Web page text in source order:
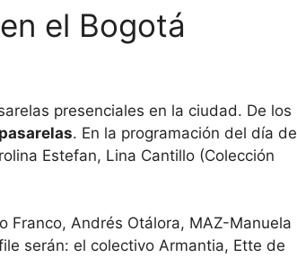
el Bogotá
presenciales en la ciudad. De los
. En la programación del día de
Estefan, Lina Cantillo (Colección
Franco, Andrés Otálora, MAZ-Manuela
serán: el colectivo Armantia, Ette de